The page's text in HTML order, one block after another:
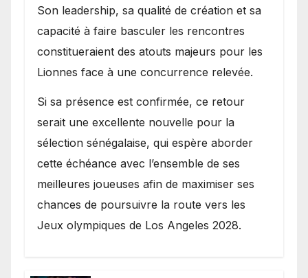
Son leadership, sa qualité de création et sa
capacité à faire basculer les rencontres
constitueraient des atouts majeurs pour les
Lionnes face à une concurrence relevée.
Si sa présence est confirmée, ce retour
serait une excellente nouvelle pour la
sélection sénégalaise, qui espère aborder
cette échéance avec l’ensemble de ses
meilleures joueuses afin de maximiser ses
chances de poursuivre la route vers les
Jeux olympiques de Los Angeles 2028.